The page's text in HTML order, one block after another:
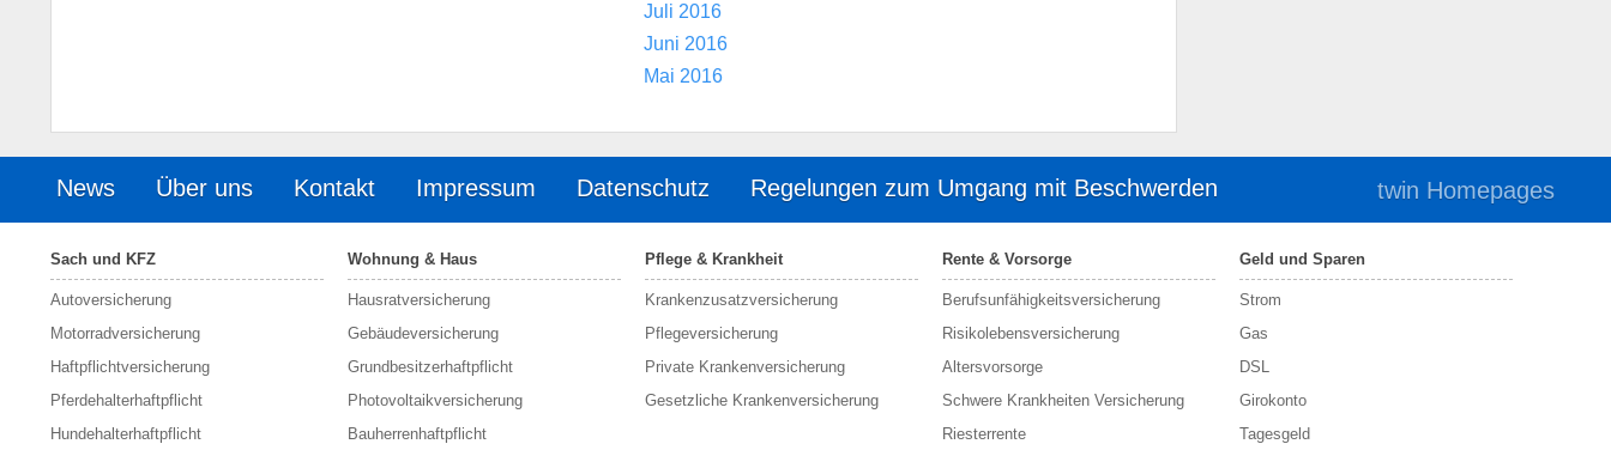
Juli 2016
Juni 2016
Mai 2016
News Über uns Kontakt Impressum Datenschutz Regelungen zum Umgang mit Beschwerden twin Homepages
Sach und KFZ
Autoversicherung
Motorradversicherung
Haftpflichtversicherung
Pferdehalterhaftpflicht
Hundehalterhaftpflicht
Wohnung & Haus
Hausratversicherung
Gebäudeversicherung
Grundbesitzerhaftpflicht
Photovoltaikversicherung
Bauherrenhaftpflicht
Pflege & Krankheit
Krankenzusatzversicherung
Pflegeversicherung
Private Krankenversicherung
Gesetzliche Krankenversicherung
Rente & Vorsorge
Berufs­unfähigkeitsversicherung
Risikolebensversicherung
Altersvorsorge
Schwere Krankheiten Versicherung
Riesterrente
Geld und Sparen
Strom
Gas
DSL
Girokonto
Tagesgeld